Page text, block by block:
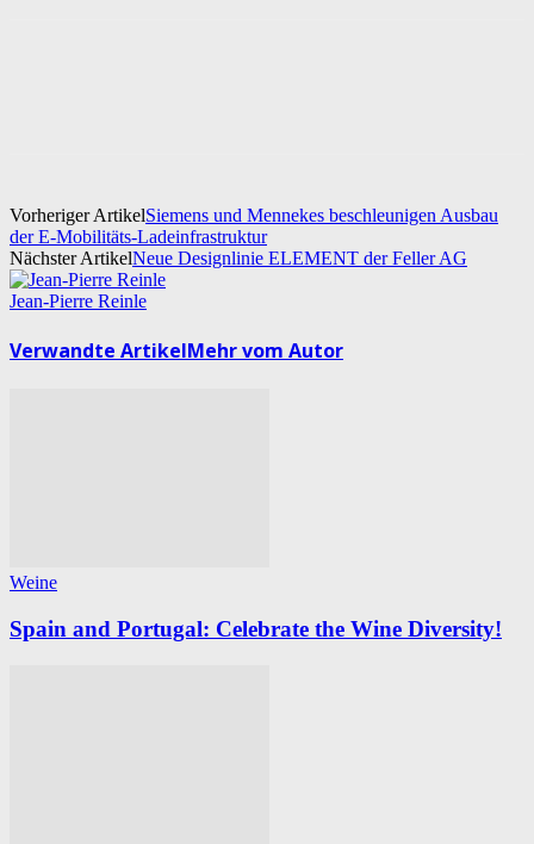
Vorheriger ArtikelSiemens und Mennekes beschleunigen Ausbau
der E-Mobilitäts-Ladeinfrastruktur
Nächster ArtikelNeue Designlinie ELEMENT der Feller AG
Jean-Pierre Reinle
Verwandte ArtikelMehr vom Autor
Weine
Spain and Portugal: Celebrate the Wine Diversity!